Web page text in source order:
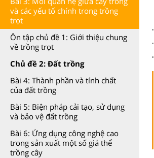
và các yếu tố chính trong trồng
trọt
Ôn tập chủ đề 1: Giới thiệu chung
về trồng trọt
Chủ đề 2: Đất trồng
Bài 4: Thành phần và tính chất
của đất trồng
Bài 5: Biện pháp cải tạo, sử dụng
và bảo vệ đất trồng
Bài 6: Ứng dụng công nghệ cao
trong sản xuất một số giá thể
trồng cây